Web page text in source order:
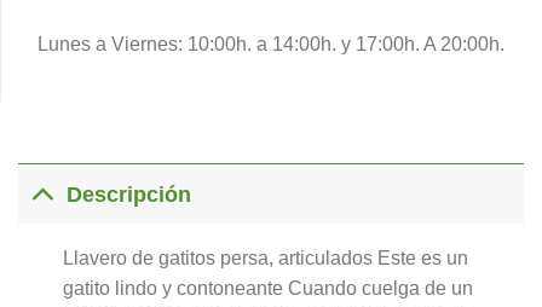
Lunes a Viernes: 10:00h. a 14:00h. y 17:00h. A 20:00h.
Descripción
Llavero de gatitos persa, articulados Este es un
gatito lindo y contoneante Cuando cuelga de un